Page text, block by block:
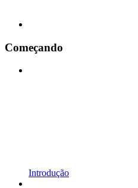
Começando
Introdução